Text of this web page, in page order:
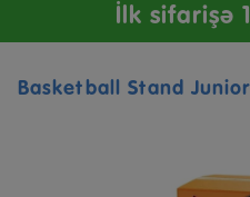
İlk sifarişə
Basketball Stand Junior